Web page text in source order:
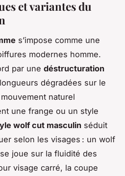
et variantes du
s’impose comme une
modernes homme.
par une déstructuration
dégradées sur le
naturel
une frange ou un style
wolf cut masculin séduit
selon les visages : un wolf
joue sur la fluidité des
visage carré, la coupe